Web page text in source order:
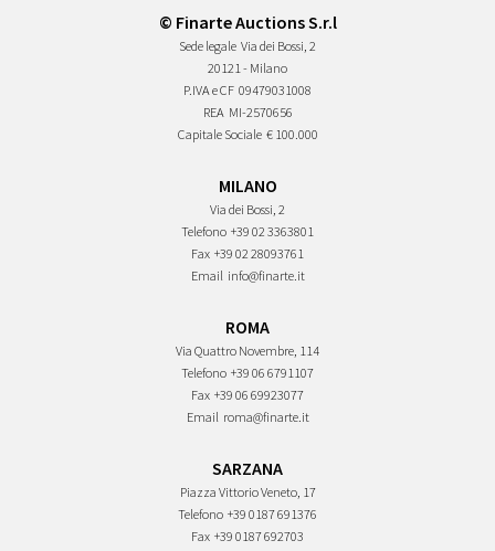
© Finarte Auctions S.r.l
Sede legale Via dei Bossi, 2
20121 - Milano
P.IVA e CF 09479031008
REA MI-2570656
Capitale Sociale € 100.000
MILANO
Via dei Bossi, 2
Telefono +39 02 3363801
Fax +39 02 28093761
Email info@finarte.it
ROMA
Via Quattro Novembre, 114
Telefono +39 06 6791107
Fax +39 06 69923077
Email roma@finarte.it
SARZANA
Piazza Vittorio Veneto, 17
Telefono +39 0187 691376
Fax +39 0187 692703